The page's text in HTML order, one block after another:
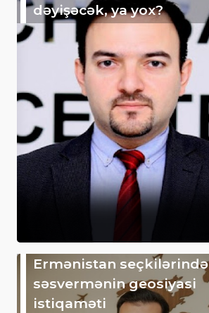
dəyişəcək, ya yox?
Ermənistan seçkilərində
səsvermənin geosiyasi
istiqaməti